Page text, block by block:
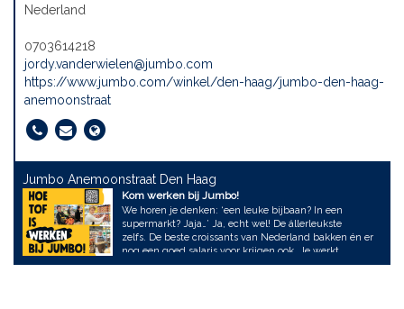
Nederland
0703614218
jordy.vanderwielen@jumbo.com
https://www.jumbo.com/winkel/den-haag/jumbo-den-haag-
anemoonstraat
Jumbo Anemoonstraat Den Haag
Kom werken bij Jumbo!
We horen je denken: ‘een leuke bijbaan? In een
supermarkt? Jaja…’ Ja, echt wel! De állerleukste
zelfs. De beste croissants van Nederland bakken én er
nog een goed salaris voor krijgen ook. Je werkt
daarnaast in een supergezellig team met vrienden en